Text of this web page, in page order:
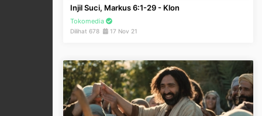
Injil Suci, Markus 6:1-29 - Klon
Tokomedia
Dilihat 678 17 Nov 21